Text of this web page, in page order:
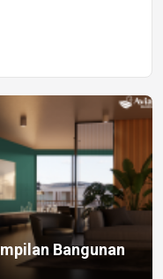
Bangunan